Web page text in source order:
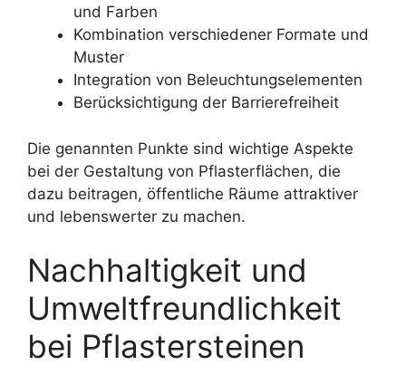
und Farben
Kombination verschiedener Formate und
Muster
Integration von Beleuchtungselementen
Berücksichtigung der Barrierefreiheit
Die genannten Punkte sind wichtige Aspekte
bei der Gestaltung von Pflasterflächen, die
dazu beitragen, öffentliche Räume attraktiver
und lebenswerter zu machen.
Nachhaltigkeit und
Umweltfreundlichkeit
bei Pflastersteinen